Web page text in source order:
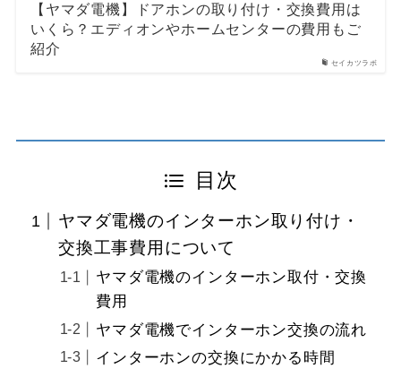
セイカツラボ
【ヤマダ電機】ドアホンの取り付け・交換費用は
いくら？エディオンやホームセンターの費用もご
紹介
目次
ヤマダ電機のインターホン取り付け・
交換工事費用について
ヤマダ電機のインターホン取付・交換
費用
ヤマダ電機でインターホン交換の流れ
インターホンの交換にかかる時間